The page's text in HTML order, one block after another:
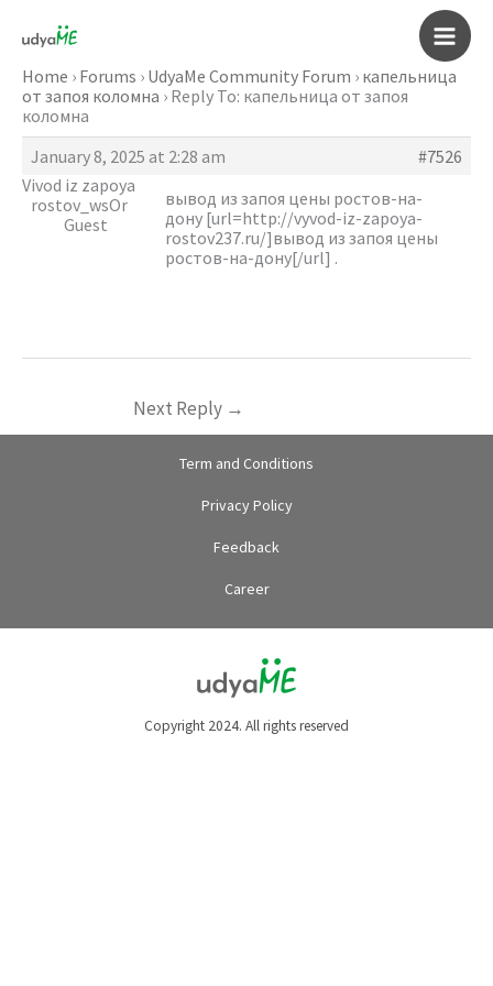
content
Main
Home › Forums › UdyaMe Community Forum › капельница
от запоя коломна › Reply To: капельница от запоя
коломна
January 8, 2025 at 2:28 am
#7526
Vivod iz zapoya
rostov_wsOr
Guest
вывод из запоя цены ростов-на-
дону [url=http://vyvod-iz-zapoya-
rostov237.ru/]вывод из запоя цены
ростов-на-дону[/url] .
Next Reply →
Term and Conditions
Privacy Policy
Feedback
Career
Copyright 2024. All rights reserved